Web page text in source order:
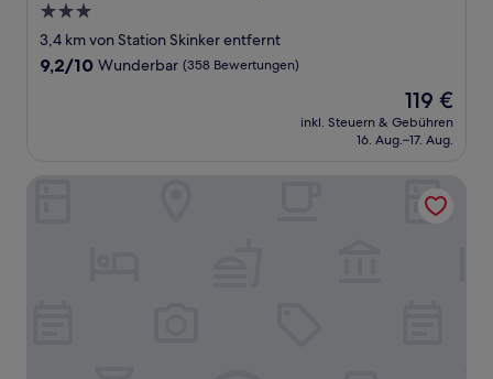
3.0-
Sterne-
Unterkunft
3,4 km von Station Skinker entfernt
9.2
9,2/10 Wunderbar (358 Bewertungen)
Der
Preis
beträgt
119 €
inkl. Steuern & Gebühren
16. Aug.–17. Aug.
Fairfield Inn & Suites by Marriott St. Louis Downtown